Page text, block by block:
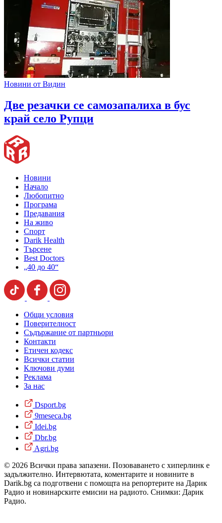
Новини от Видин
Две резачки се самозапалиха в бус
край село Рупци
Новини
Начало
Любопитно
Програма
Предавания
На живо
Спорт
Darik Health
Търсене
Best Doctors
„40 до 40“
Общи условия
Поверителност
Съдържание от партньори
Контакти
Етичен кодекс
Всички статии
Ключови думи
Реклама
За нас
Dsport.bg
9meseca.bg
Idei.bg
Dbr.bg
Agri.bg
© 2026 Всички права запазени. Позоваването с хиперлинк е
задължително. Интервютата, коментарите и новините в
Darik.bg са подготвени с помощта на репортерите на Дарик
Радио и новинарските емисии на радиото. Снимки: Дарик
Радио.